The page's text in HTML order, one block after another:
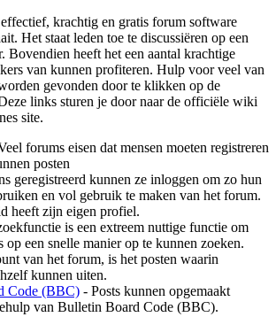
krachtig en gratis forum software
Het staat leden toe te discussiëren op een
Bovendien heeft het een aantal krachtige
van kunnen profiteren. Hulp voor veel van
gevonden door te klikken op de
links sturen je door naar de officiële wiki
site.
forums eisen dat mensen moeten registreren
posten
geregistreerd kunnen ze inloggen om zo hun
en vol gebruik te maken van het forum.
heeft zijn eigen profiel.
is een extreem nuttige functie om
op een snelle manier op te kunnen zoeken.
van het forum, is het posten waarin
kunnen uiten.
Code (BBC) - Posts kunnen opgemaakt
van Bulletin Board Code (BBC).